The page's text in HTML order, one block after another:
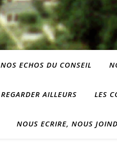
NOS ECHOS DU CONSEIL
REGARDER AILLEURS LES
NOUS ECRIRE, NOUS